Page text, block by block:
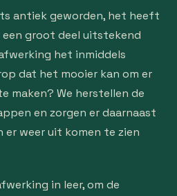
antiek geworden, het heeft
groot deel uitstekend
het inmiddels
dat het mooier kan om er
maken? We herstellen de
en zorgen er daarnaast
er weer uit komen te zien
in leer, om de